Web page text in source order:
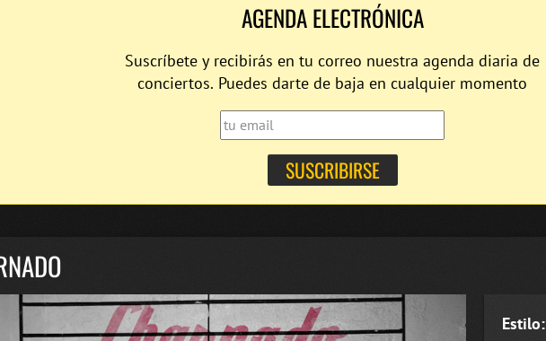
AGENDA ELECTRÓNICA
Suscríbete y recibirás en tu correo nuestra agenda diaria de
conciertos. Puedes darte de baja en cualquier momento
Estilo: